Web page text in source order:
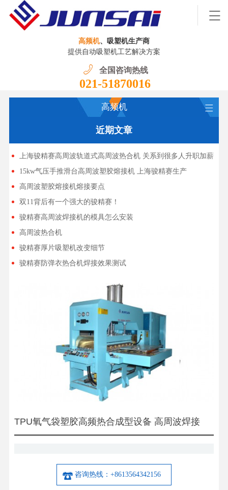
高频机、吸塑机生产商
提供自动吸塑机工艺解决方案
全国咨询热线
021-51870016
高频机
近期文章
上海骏精赛高周波轨道式高周波热合机 关系到很多人升职加薪
15kw气压手推滑台高周波塑胶熔接机 上海骏精赛生产
高周波塑胶熔接机熔接要点
双11背后有一个强大的骏精赛！
骏精赛高周波焊接机的模具怎么安装
高周波热合机
骏精赛厚片吸塑机改变细节
骏精赛防弹衣热合机焊接效果测试
TPU氧气袋塑胶高频热合成型设备 高周波焊接
咨询热线：+8613564342156